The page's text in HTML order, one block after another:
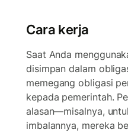
Cara kerja
Saat Anda
disimpan dalam
memegang obligasi
kepada pemerintah.
alasan—misalnya,
imbalannya, mereka